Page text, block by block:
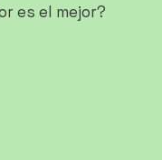
es el mejor?